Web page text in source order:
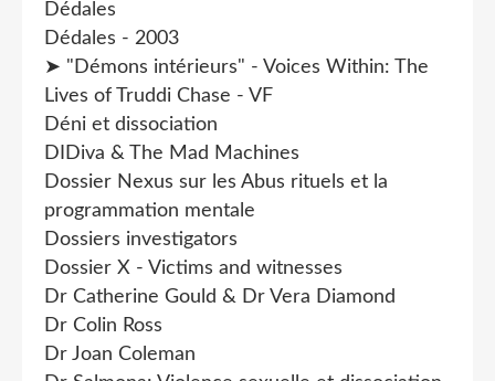
Dédales
Dédales - 2003
➤ "Démons intérieurs" - Voices Within: The
Lives of Truddi Chase - VF
Déni et dissociation
DIDiva & The Mad Machines
Dossier Nexus sur les Abus rituels et la
programmation mentale
Dossiers investigators
Dossier X - Victims and witnesses
Dr Catherine Gould & Dr Vera Diamond
Dr Colin Ross
Dr Joan Coleman